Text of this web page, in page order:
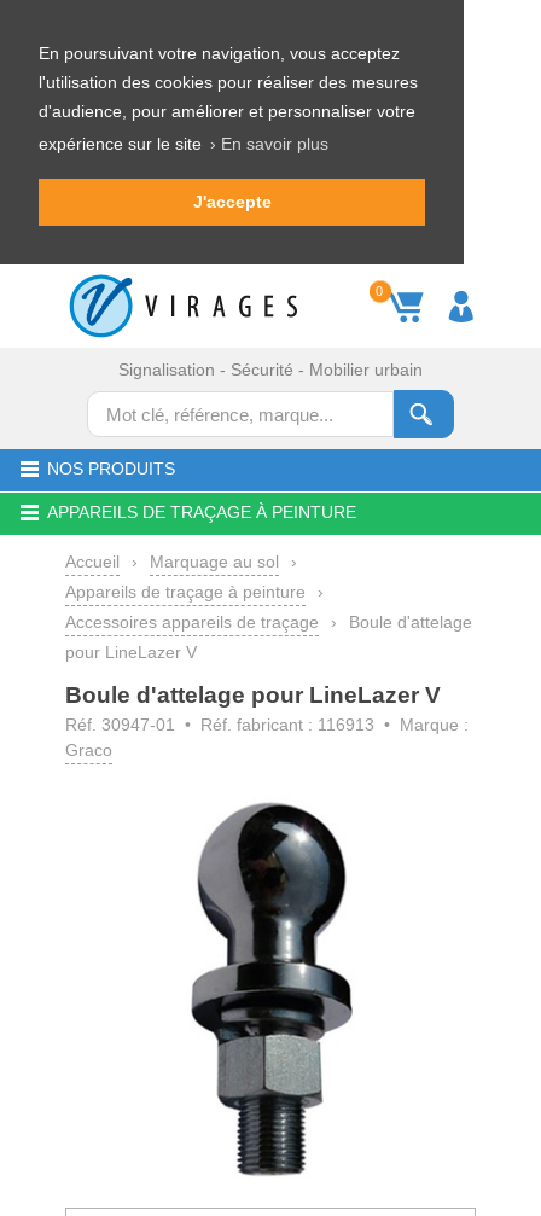
En poursuivant votre navigation, vous acceptez
l'utilisation des cookies pour réaliser des mesures
d'audience, pour améliorer et personnaliser votre
expérience sur le site › En savoir plus
J'accepte
0
Signalisation - Sécurité - Mobilier urbain
NOS PRODUITS
APPAREILS DE TRAÇAGE À PEINTURE
Accueil › Marquage au sol
›
Appareils de traçage à peinture
›
Accessoires appareils de traçage
›
Boule d'attelage
pour LineLazer V
Boule d'attelage pour LineLazer V
Réf. 30947-01
• Réf. fabricant : 116913 • Marque :
Graco